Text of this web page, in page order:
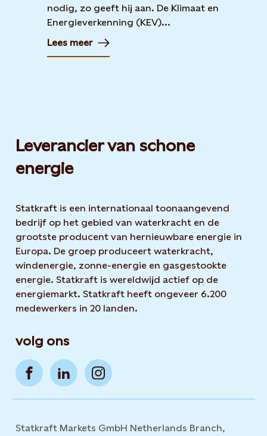
nodig, zo geeft hij aan. De Klimaat en
Energieverkenning (KEV)...
Lees meer
Leverancier van schone
energie
Statkraft is een internationaal toonaangevend
bedrijf op het gebied van waterkracht en de
grootste producent van hernieuwbare energie in
Europa. De groep produceert waterkracht,
windenergie, zonne-energie en gasgestookte
energie. Statkraft is wereldwijd actief op de
energiemarkt. Statkraft heeft ongeveer 6.200
medewerkers in 20 landen.
volg ons
Statkraft Markets GmbH Netherlands Branch,